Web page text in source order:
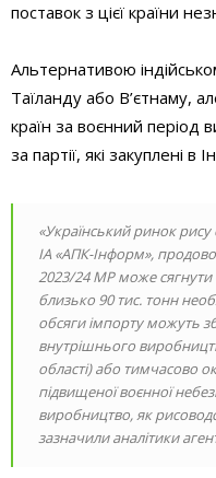
поставок з цієї країни
Альтернативою
Таїланду або В’єтнаму,
країн за воєнний період
за партії, які закуплені в
«Український ринок
ІА «АПК-Інформ»,
2023/24 МР може сягнути
близько 90 тис. тонн
обсяги імпорту можуть
внутрішнього
області) або тимчасово
підвищеної воєнної
виробництво, як
зазначили аналітики